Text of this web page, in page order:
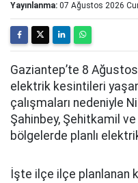
Yayınlanma: 07 Ağustos 2026
Gaziantep’te 8
elektrik kesintileri
çalışmaları nedeniyle
Şahinbey, Şehitkamil
bölgelerde planlı
İşte ilçe ilçe planlanan